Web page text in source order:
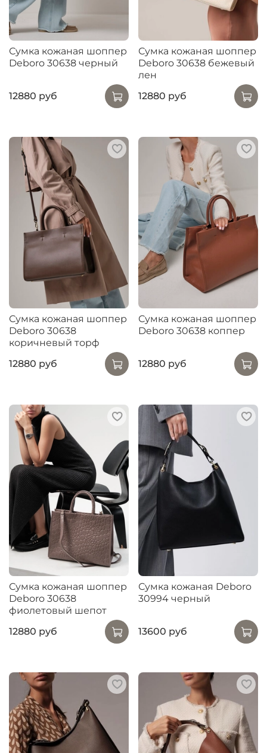
Сумка кожаная шоппер
Deboro 30638 черный
12880 руб
Сумка кожаная шоппер
Deboro 30638 бежевый
лен
12880 руб
Сумка кожаная шоппер
Deboro 30638
коричневый торф
12880 руб
Сумка кожаная шоппер
Deboro 30638 коппер
12880 руб
Сумка кожаная шоппер
Deboro 30638
фиолетовый шепот
12880 руб
Сумка кожаная Deboro
30994 черный
13600 руб